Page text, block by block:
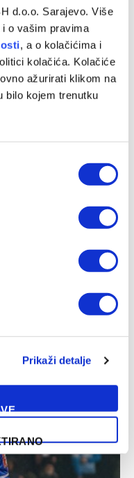
d.o.o. Sarajevo. Više
o vašim pravima
, a o kolačićima i
kolačića. Kolačiće
ažurirati klikom na
bilo kojem trenutku
Prikaži detalje
trećeligašu